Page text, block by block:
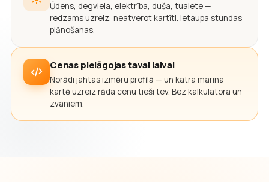
Ūdens, degviela, elektrība, duša, tualete —
redzams uzreiz, neatverot kartīti. Ietaupa stundas
plānošanas.
Cenas pielāgojas tavai laivai
Norādi jahtas izmēru profilā — un katra marina
kartē uzreiz rāda cenu tieši tev. Bez kalkulatora un
zvaniem.